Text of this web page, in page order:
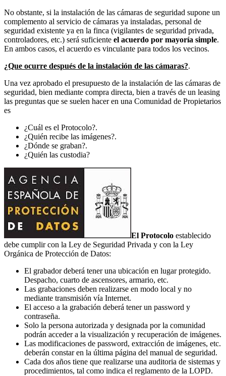
No obstante, si la instalación de las cámaras de seguridad supone un
complemento al servicio de cámaras ya instaladas, personal de
seguridad existente ya en la finca (vigilantes de seguridad privada,
controladores, etc.) será suficiente el acuerdo por mayoría simple.
En ambos casos, el acuerdo es vinculante para todos los vecinos.
¿Que ocurre después de la instalación de las cámaras?.
Una vez aprobado el presupuesto de la instalación de las cámaras de
seguridad, bien mediante compra directa, bien a través de un leasing
las preguntas que se suelen hacer en una Comunidad de Propietarios
es
¿Cuál es el Protocolo?.
¿Quién recibe las imágenes?.
¿Dónde se graban?.
¿Quién las custodia?
El Protocolo establecido
debe cumplir con la Ley de Seguridad Privada y con la Ley
Orgánica de Protección de Datos:
El grabador deberá tener una ubicación en lugar protegido.
Despacho, cuarto de ascensores, armario, etc.
Las grabaciones deben realizarse en modo local y no
mediante transmisión vía Internet.
El acceso a la grabación deberá tener un password y
contraseña.
Solo la persona autorizada y designada por la comunidad
podrán acceder a la visualización y recuperación de imágenes.
Las modificaciones de password, extracción de imágenes, etc.
deberán constar en la última página del manual de seguridad.
Cada dos años tiene que realizarse una auditoria de sistemas y
procedimientos, tal como indica el reglamento de la LOPD.